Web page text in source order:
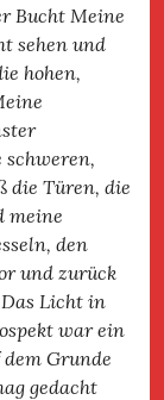
Bucht Meine
sehen und
hohen,
schweren,
die Türen, die
meine
den
und zurück
Licht in
war ein
Grunde
gedacht